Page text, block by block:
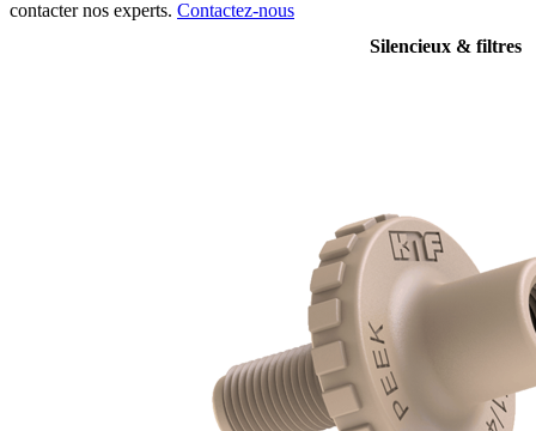
contacter nos experts. Contactez-nous
Silencieux & filtres